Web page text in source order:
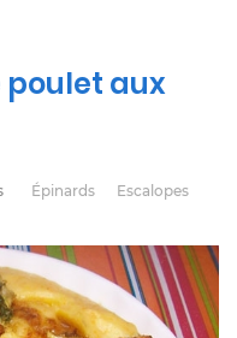
poulet aux
Épinards
Escalopes